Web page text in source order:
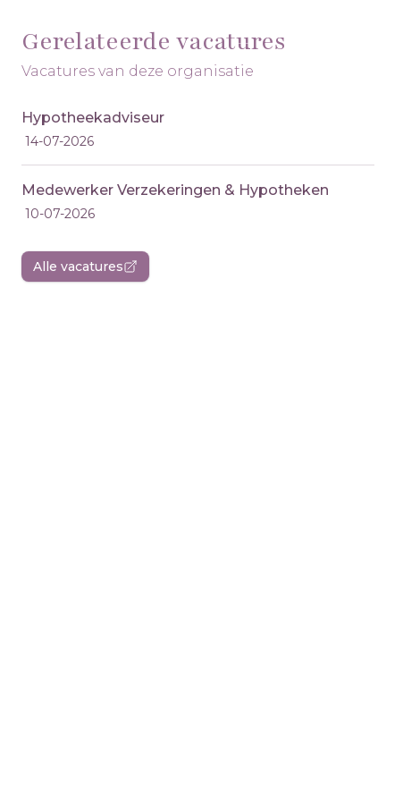
Gerelateerde vacatures
Vacatures van deze organisatie
Hypotheekadviseur
14-07-2026
Medewerker Verzekeringen & Hypotheken
10-07-2026
Alle vacatures